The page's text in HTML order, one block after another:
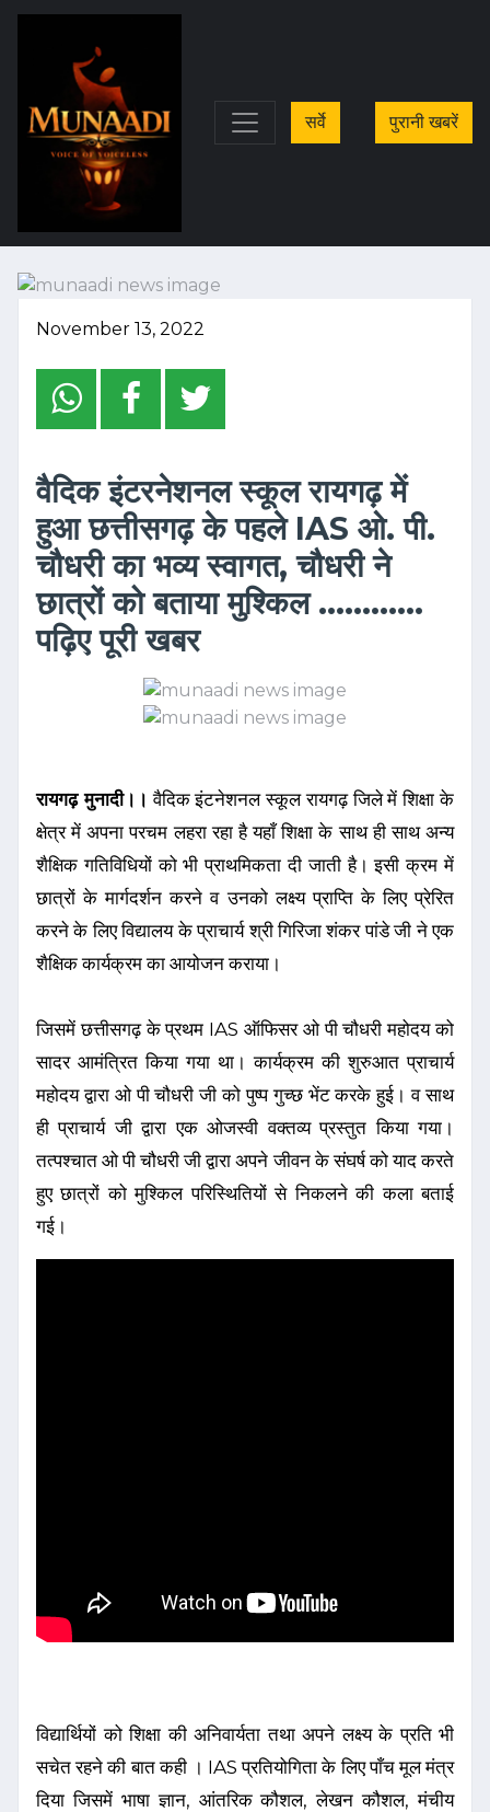
सर्वे पुरानी खबरें
November 13, 2022
वैदिक इंटरनेशनल स्कूल रायगढ़ में
हुआ छत्तीसगढ़ के पहले IAS ओ. पी.
चौधरी का भव्य स्वागत, चौधरी ने
छात्रों को बताया मुश्किल ............
पढ़िए पूरी खबर
रायगढ़ मुनादी।। वैदिक इंटनेशनल स्कूल रायगढ़ जिले में शिक्षा के
क्षेत्र में अपना परचम लहरा रहा है यहाँ शिक्षा के साथ ही साथ अन्य
शैक्षिक गतिविधियों को भी प्राथमिकता दी जाती है। इसी क्रम में
छात्रों के मार्गदर्शन करने व उनको लक्ष्य प्राप्ति के लिए प्रेरित
करने के लिए विद्यालय के प्राचार्य श्री गिरिजा शंकर पांडे जी ने एक
शैक्षिक कार्यक्रम का आयोजन कराया।
जिसमें छत्तीसगढ़ के प्रथम IAS ऑफिसर ओ पी चौधरी महोदय को
सादर आमंत्रित किया गया था। कार्यक्रम की शुरुआत प्राचार्य
महोदय द्वारा ओ पी चौधरी जी को पुष्प गुच्छ भेंट करके हुई। व साथ
ही प्राचार्य जी द्वारा एक ओजस्वी वक्तव्य प्रस्तुत किया गया।
तत्पश्चात ओ पी चौधरी जी द्वारा अपने जीवन के संघर्ष को याद करते
हुए छात्रों को मुश्किल परिस्थितियों से निकलने की कला बताई
गई।
विद्यार्थियों को शिक्षा की अनिवार्यता तथा अपने लक्ष्य के प्रति भी
सचेत रहने की बात कही । IAS प्रतियोगिता के लिए पाँच मूल मंत्र
दिया जिसमें भाषा ज्ञान, आंतरिक कौशल, लेखन कौशल, मंचीय